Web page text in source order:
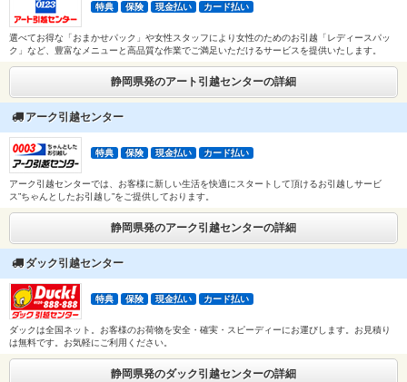
特典 保険 現金払い カード払い
選べてお得な「おまかせパック」や女性スタッフにより女性のためのお引越「レディースパッ
ク」など、豊富なメニューと高品質な作業でご満足いただけるサービスを提供いたします。
静岡県発のアート引越センターの詳細
アーク引越センター
特典 保険 現金払い カード払い
アーク引越センターでは、お客様に新しい生活を快適にスタートして頂けるお引越しサービ
ス”ちゃんとしたお引越し”をご提供しております。
静岡県発のアーク引越センターの詳細
ダック引越センター
特典 保険 現金払い カード払い
ダックは全国ネット。お客様のお荷物を安全・確実・スピーディーにお運びします。お見積り
は無料です。お気軽にご利用ください。
静岡県発のダック引越センターの詳細